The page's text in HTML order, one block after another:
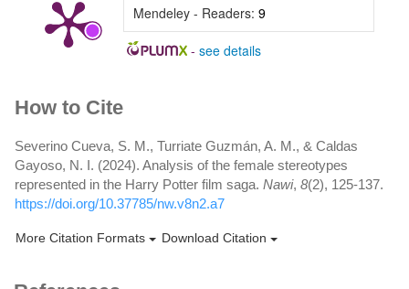
Mendeley - Readers: 9
- see details
Article
Details
How to Cite
Severino Cueva, S. M., Turriate Guzmán, A. M., & Caldas
Gayoso, N. I. (2024). Analysis of the female stereotypes
represented in the Harry Potter film saga. Nawi, 8(2), 125-137.
https://doi.org/10.37785/nw.v8n2.a7
More Citation Formats Download Citation